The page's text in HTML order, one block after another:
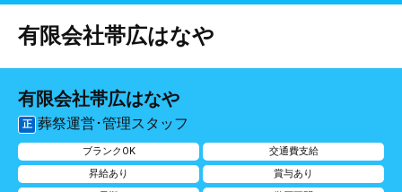
有限会社帯広はなや
有限会社帯広はなや
正 葬祭運営･管理スタッフ
ブランクOK
交通費支給
昇給あり
賞与あり